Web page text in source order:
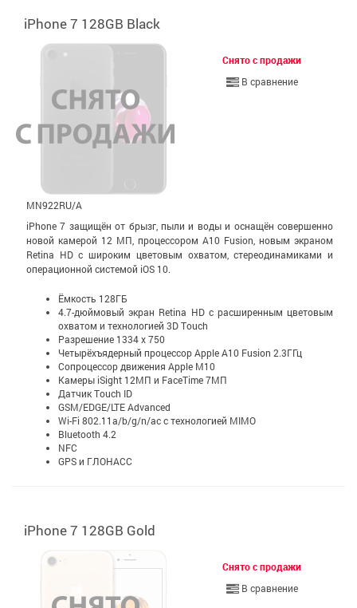
iPhone 7 128GB Black
Снято с продажи
В сравнение
MN922RU/A
iPhone 7 защищён от брызг, пыли и воды и оснащён совершенно
новой камерой 12 МП, процессором A10 Fusion, новым экраном
Retina HD с широким цветовым охватом, стерео­динамиками и
операционной системой iOS 10.
Ёмкость 128ГБ
4.7-дюймовый экран Retina HD c расширенным цветовым
охватом и технологией 3D Touch
Разрешение 1334 x 750
Четырёхъядерный процессор Apple A10 Fusion 2.3ГГц
Сопроцессор движения Apple M10
Камеры iSight 12МП и FaceTime 7МП
Датчик Touch ID
GSM/EDGE/LTE Advanced
Wi-Fi 802.11a/b/g/n/ac с технологией MIMO
Bluetooth 4.2
NFC
GPS и ГЛОНАСС
iPhone 7 128GB Gold
Снято с продажи
В сравнение